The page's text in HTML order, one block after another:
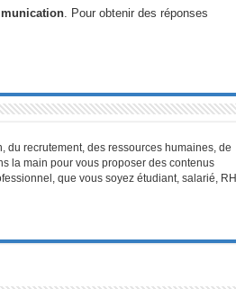
. Pour obtenir des réponses
recrutement, des ressources humaines, de
la main pour vous proposer des contenus
que vous soyez étudiant, salarié, RH